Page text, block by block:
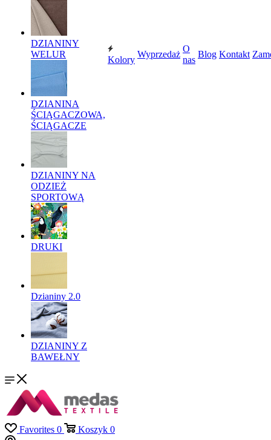
DZIANINY
WELUR
DZIANINA
ŚCIĄGACZOWA,
ŚCIĄGACZE
DZIANINY NA
ODZIEŻ
SPORTOWĄ
DRUKI
Dzianiny 2.0
DZIANINY Z
BAWEŁNY
Kolory
Wyprzedaż
O
nas
Blog Kontakt
Favorites 0 Koszyk 0